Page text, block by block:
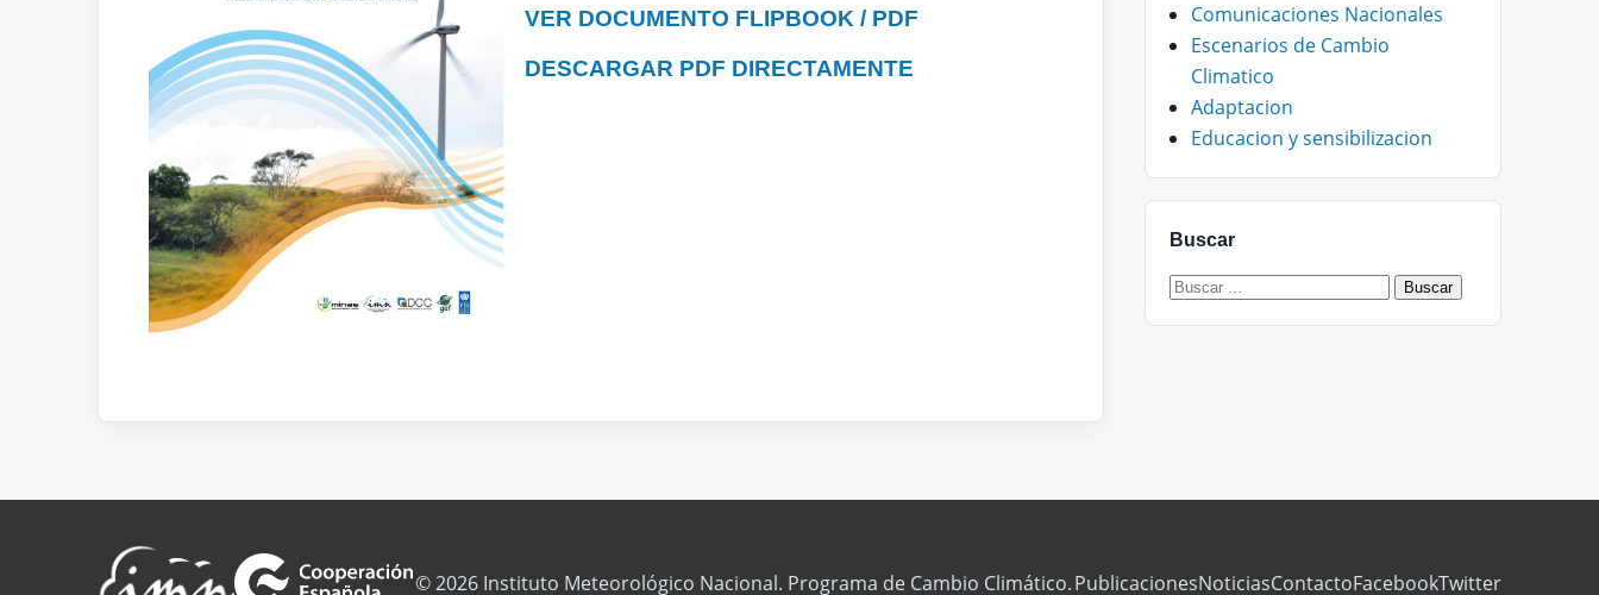
VER DOCUMENTO FLIPBOOK / PDF
DESCARGAR PDF DIRECTAMENTE
Comunicaciones Nacionales
Escenarios de Cambio
Climatico
Adaptacion
Educacion y sensibilizacion
Buscar
Buscar:
© 2026 Instituto Meteorológico Nacional. Programa de Cambio Climático.PublicacionesNoticiasContactoFacebookTwitter